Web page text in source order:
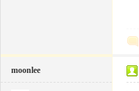
moonlee